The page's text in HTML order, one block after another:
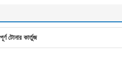
টোনার কার্তুজ